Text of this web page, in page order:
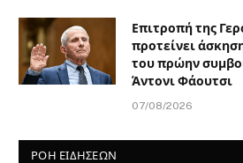
Επιτροπή της
προτείνει
του πρώην
Άντονι Φάουτσι
07/08/2026
ΡΟΗ ΕΙΔΗΣΕΩΝ